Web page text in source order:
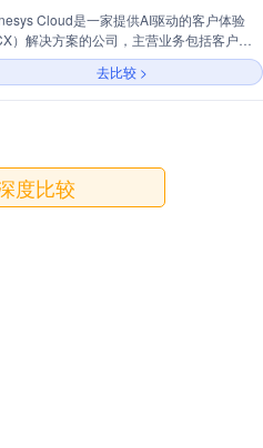
Cloud是一家提供AI驱动的客户体验
）解决方案的公司，主营业务包括客户体
排、预构建解决方案、开放平台和集成服
公司通过AI和自动化技术，帮助企业实现客
员工体验的个性化和优化，服务于多个行
去比较 >
度比较